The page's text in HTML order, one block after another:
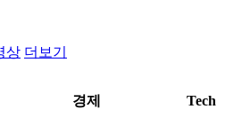
상 더보기
경제 Tech